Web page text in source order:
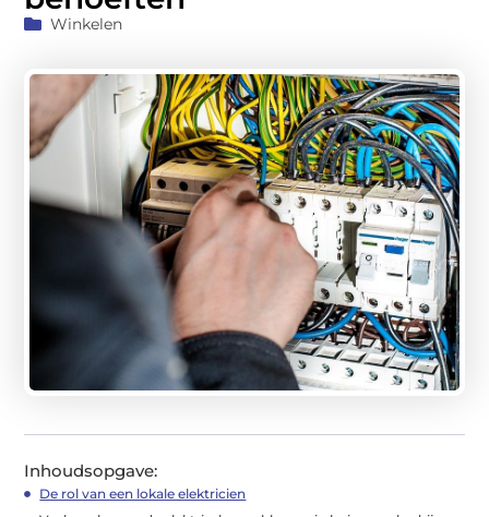
Winkelen
Inhoudsopgave:
De rol van een lokale elektricien